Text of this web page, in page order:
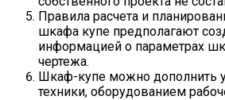
Правила расчета и
шкафа купе предполагают
информацией о параметрах
чертежа.
Шкаф-купе можно дополнить
техники, оборудованием